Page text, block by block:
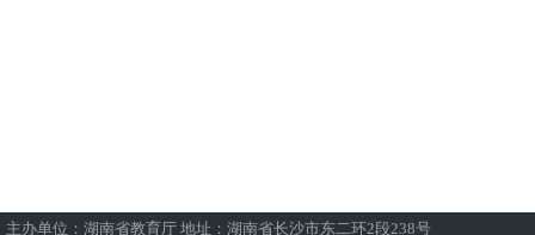
主办单位：湖南省教育厅 地址：湖南省长沙市东二环2段238号